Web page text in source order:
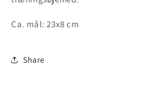
Ca. mål: 23x8 cm
Share